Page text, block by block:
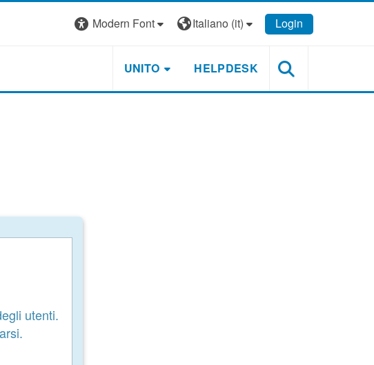
Modern Font
Italiano ‎(it)‎ Login
UNITO HELPDESK
utenti.